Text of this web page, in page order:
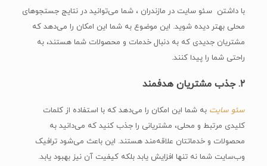
با داشتن سئو سایت در مازندران ، شما می‌توانید در نتایج جستجوهای
محلی بهتر دیده شوید. این موضوع به شما این امکان را می‌دهد که
مشتریان جدیدی که به دنبال خدمات و محصولات شما هستند، به
راحتی شما را پیدا کنند.
۲. جذب مشتریان هدفمند
سئو سایت به شما این امکان را می‌دهد که با استفاده از کلمات
کلیدی مرتبط و محلی، مشتریانی را جذب کنید که می‌دانید به
محصولات و خدماتتان علاقه‌مند هستند. این باعث می‌شود ترافیک
وب‌سایت شما نه تنها افزایش یابد بلکه کیفیت آن نیز بهبود یابد.